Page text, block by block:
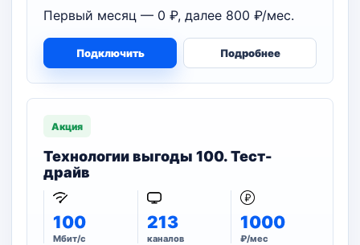
Первый месяц — 0 ₽, далее 800 ₽/мес.
Подключить Подробнее
Акция
Технологии выгоды 100. Тест-
драйв
100
Мбит/с
213
каналов
1000
₽/мес